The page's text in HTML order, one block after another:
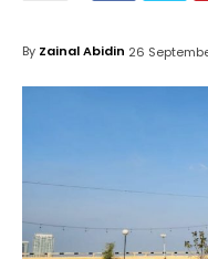
By Zainal Abidin 26